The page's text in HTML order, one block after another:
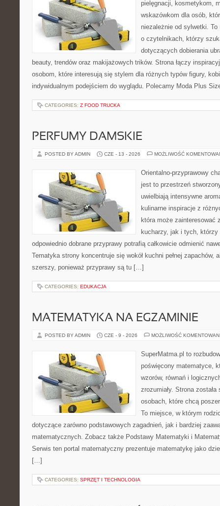
pielęgnacji, kosmetykom,
wskazówkom dla osób,
niezależnie od sylwetki.
o czytelnikach, którzy
dotyczących dobierania
beauty, trendów oraz makijażowych trików. Strona łączy
osobom, które interesują się stylem dla różnych typów figury,
indywidualnym podejściem do wyglądu. Polecamy Moda Plus
CATEGORIES: Z FOOD TRUCKA
PERFUMY DAMSKIE
POSTED BY ADMIN CZE - 13 - 2026 MOŻLIWOŚĆ
Orientalno-przyprawowy
jest to przestrzeń
uwielbiają intensywne
kulinarne inspiracje z
która może zainteresować
kucharzy, jak i tych, którzy
odpowiednio dobrane przyprawy potrafią całkowicie odmienić
Tematyka strony koncentruje się wokół kuchni pełnej zapachów,
szerszy, ponieważ przyprawy są tu […]
CATEGORIES: EDUKACJA
MATEMATYKA NA EGZAMINIE
POSTED BY ADMIN CZE - 9 - 2026 MOŻLIWOŚĆ
SuperMatma.pl to
poświęcony matematyce,
wzorów, równań i
zrozumiały. Strona
osobach, które chcą
To miejsce, w którym
dotyczące zarówno podstawowych zagadnień, jak i bardziej
matematycznych. Zobacz także Podstawy Matematyki i
Serwis ten portal matematyczny prezentuje matematykę jako
[…]
CATEGORIES: SPRZĘT I TECHNOLOGIA